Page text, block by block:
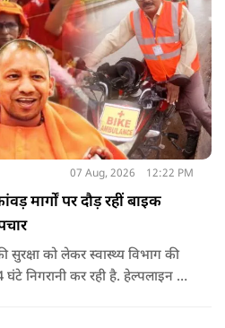
07 Aug, 2026 12:22 PM
मार्गों पर दौड़ रहीं बाइक
सुरक्षा को लेकर स्वास्थ्य विभाग की
निगरानी कर रही है. हेल्पलाइन पर